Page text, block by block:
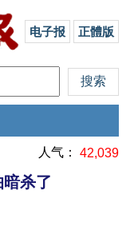
电子报 正體版
人气： 42,039
杀了